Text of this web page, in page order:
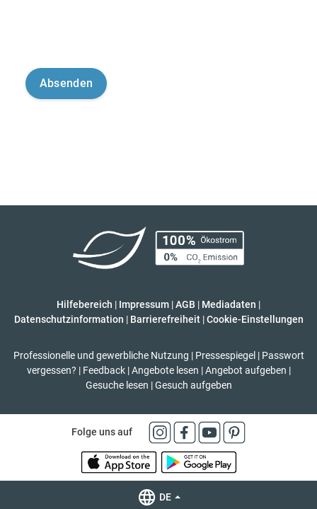
Hilfebereich | Impressum |AGB | Mediadaten |
Datenschutzinformation | Barrierefreiheit | Cookie-Einstellungen
Professionelle und gewerbliche Nutzung | Pressespiegel | Passwort
vergessen? | Feedback | Angebote lesen | Angebot aufgeben |
Gesuche lesen | Gesuch aufgeben
Folge uns auf
DE